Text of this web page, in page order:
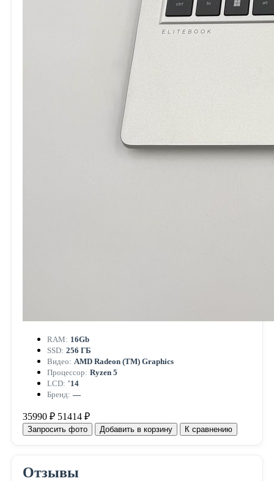
RAM: 16Gb
SSD: 256 ГБ
Видео: AMD Radeon (TM) Graphics
Процессор: Ryzen 5
LCD: '14
Бренд: —
35990 ₽ 51414 ₽
Запросить фото Добавить в корзину К сравнению
Отзывы